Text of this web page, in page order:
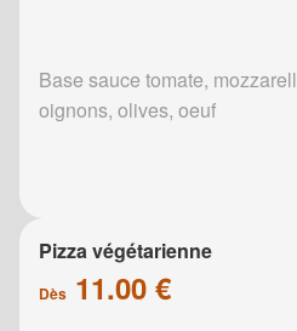
Base sauce tomate,
oignons, olives, oeuf
Pizza végétarienne
Dès 11.00 €